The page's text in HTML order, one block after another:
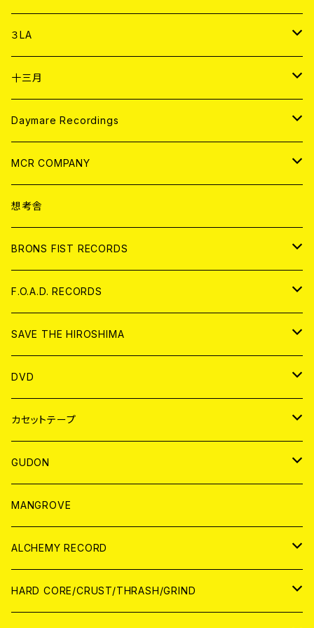
DIGITAL CONTENTS
アナログ
CD
ANALOG
アパレル
３LA
CD
ANALOG
十三月
CD
ANALOG
Daymare Recordings
CD
ANALOG
MCR COMPANY
CD
アパレル
ANALOG
想考舎
BRONS FIST RECORDS
CD
ANALOG
F.O.A.D. RECORDS
CD
ANALOG
SAVE THE HIROSHIMA
アパレル
BADGE
DVD
JAPAN
WORLD
カセットテープ
JAPAN
WORLD
GUDON
アパレル
PATCH
アナログ
MANGROVE
ALCHEMY RECORD
CD
HARD CORE/CRUST/THRASH/GRIND